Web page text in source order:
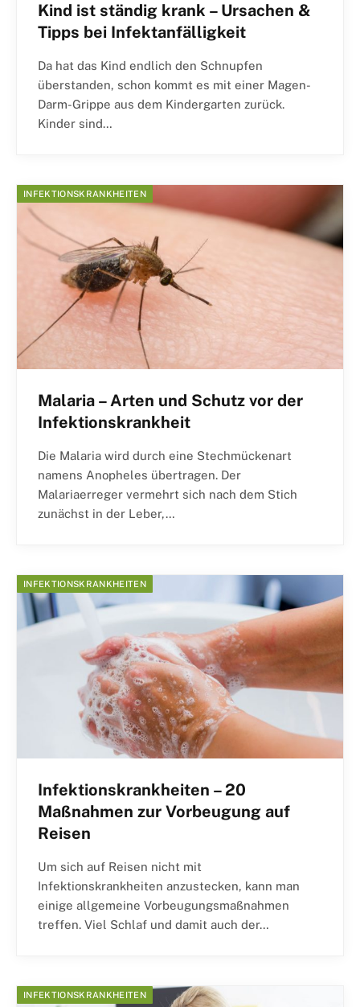
Kind ist ständig krank – Ursachen &
Tipps bei Infektanfälligkeit
Da hat das Kind endlich den Schnupfen
überstanden, schon kommt es mit einer Magen-
Darm-Grippe aus dem Kindergarten zurück.
Kinder sind…
INFEKTIONSKRANKHEITEN
Malaria – Arten und Schutz vor der
Infektionskrankheit
Die Malaria wird durch eine Stechmückenart
namens Anopheles übertragen. Der
Malariaerreger vermehrt sich nach dem Stich
zunächst in der Leber,…
INFEKTIONSKRANKHEITEN
Infektionskrankheiten – 20
Maßnahmen zur Vorbeugung auf
Reisen
Um sich auf Reisen nicht mit
Infektionskrankheiten anzustecken, kann man
einige allgemeine Vorbeugungsmaßnahmen
treffen. Viel Schlaf und damit auch der…
INFEKTIONSKRANKHEITEN